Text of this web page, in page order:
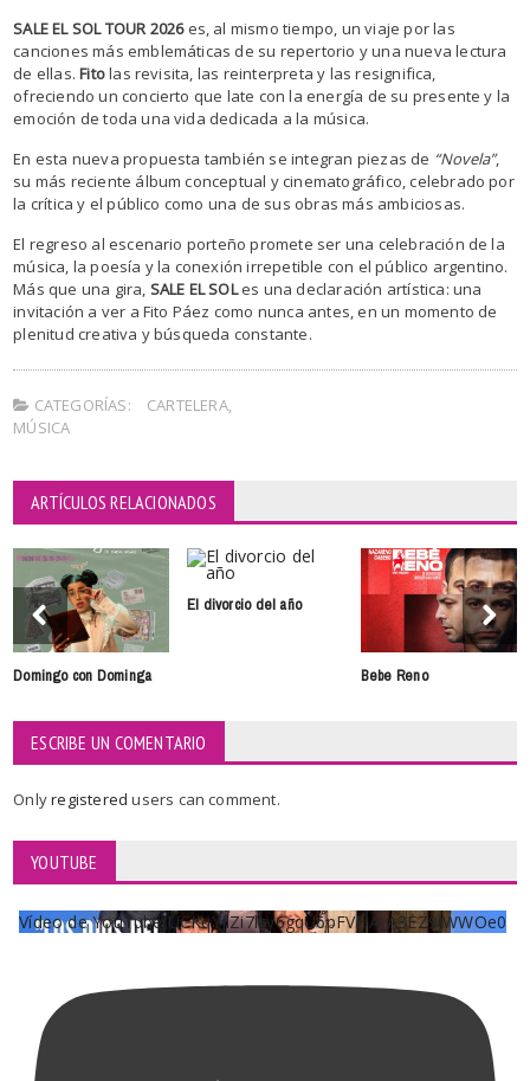
SALE EL SOL TOUR 2026es, al mismo tiempo, un viaje por las
canciones más emblemáticas de su repertorio y una nueva lectura
de ellas.Fitolas revisita, las reinterpreta y las resignifica,
ofreciendo un concierto que late con la energía de su presente y la
emoción de toda una vida dedicada a la música.
En esta nueva propuesta también se integran piezas de “Novela”,
su más reciente álbum conceptual y cinematográfico, celebrado por
la crítica y el público como una de sus obras más ambiciosas.
El regreso al escenario porteño promete ser una celebración de la
música, la poesía y la conexión irrepetible con el público argentino.
Más que una gira, SALE EL SOLes una declaración artística: una
invitación a ver a Fito Páez como nunca antes, en un momento de
plenitud creativa y búsqueda constante.
CATEGORÍAS: CARTELERA,
MÚSICA
ARTÍCULOS RELACIONADOS
Domingo con Dominga
El divorcio del año
Bebe Reno
ESCRIBE UN COMENTARIO
Onlyregisteredusers can comment.
YOUTUBE
Vídeo de YouTube UCKqYjiZi7lzy6gqU6pFVFiA_A3EZ9JWWOe0